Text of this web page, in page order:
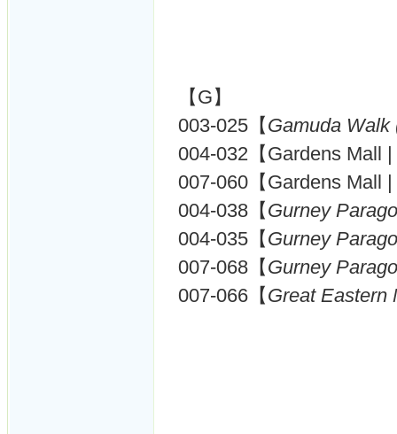
【G】
003-025【Gamuda Walk
004-032【Gardens Mall
007-060【Gardens Mall
004-038【Gurney
004-035【Gurney
007-068【Gurney
007-066【Great Eastern